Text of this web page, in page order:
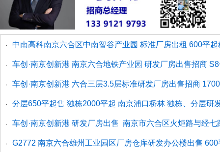
· 中南高科南京六合区中南智谷产业园 标准厂房出租 600平
· 车创·南京创新港 南京六合地铁产业园 研发厂房出售招商
· 车创·南京创新港 六合三层3.5层标准研发厂房出售招商
· 分层650平起售 独栋2000平起 南京浦口桥林 独栋、分层研
· 车创·南京创新港 研发厂房出售 南京市六合区火炬路与经
· G2772 南京六合雄州工业园区厂房仓库研发办公楼出售